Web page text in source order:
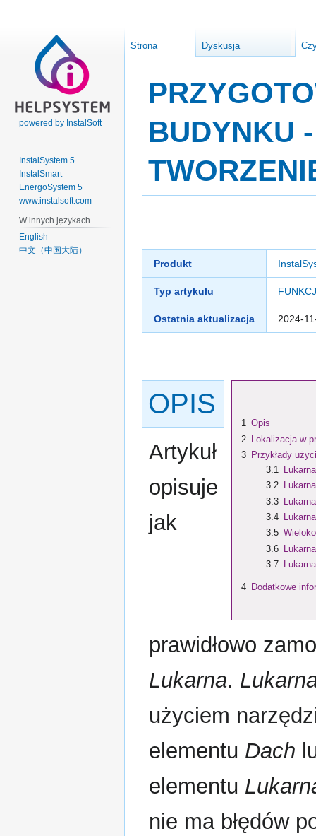
BUDYNKU
Produkt
Typ artykułu
Ostatnia aktualizacja 2024-
1 Opis
2
Lokalizacja w
3 Przykłady
3.1
Lukarna
3.2
Lukarna
3.3
Lukarna
3.4
Lukarna
3.5
3.6 Lukarna
3.7
Lukarna
4 Dodatkowe
OPIS
Artykuł
opisuje
jak
prawidłowo
Lukarna.
użyciem
elementu Dach
elementu
nie ma błędów
Strona Dyskusja
powered by InstalSoft
InstalSystem 5
InstalSmart
EnergoSystem 5
www.instalsoft.com
W innych językach
English
中文（中国大陆）